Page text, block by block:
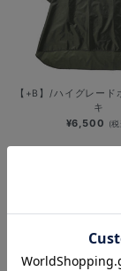
【+B】/ハイグレード
キ
¥6,500 (